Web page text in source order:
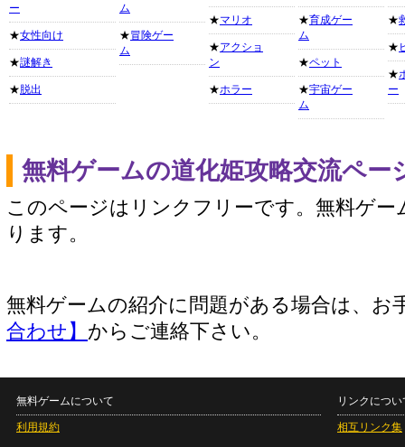
ー
★女性向け
★謎解き
★ 脱出
ム
★冒険ゲー
ム
★マリオ
★アクショ
ン
★ホラー
★育成ゲー
ム
★ペット
★宇宙ゲー
ム
★
★
★
ー
無料ゲームの道化姫攻略交流ペー
このページはリンクフリーです。無料ゲー
ります。
無料ゲームの紹介に問題がある場合は、お
合わせ】 からご連絡下さい。
無料ゲームについて
利用規約
リンクについ
相互リンク集